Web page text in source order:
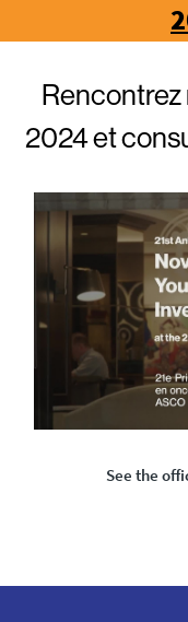
Rencontrez
2024 et
See the